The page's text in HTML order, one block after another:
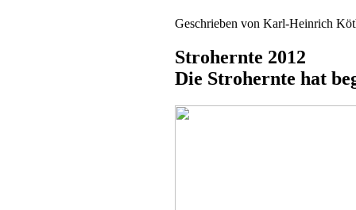
Geschrieben von Karl-Heinrich
Strohernte 2012
Die Strohernte hat